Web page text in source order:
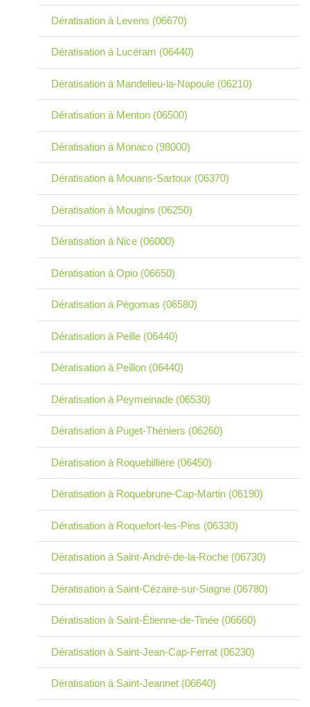
Dératisation à Levens (06670)
Dératisation à Lucéram (06440)
Dératisation à Mandelieu-la-Napoule (06210)
Dératisation à Menton (06500)
Dératisation à Monaco (98000)
Dératisation à Mouans-Sartoux (06370)
Dératisation à Mougins (06250)
Dératisation à Nice (06000)
Dératisation à Opio (06650)
Dératisation à Pégomas (06580)
Dératisation à Peille (06440)
Dératisation à Peillon (06440)
Dératisation à Peymeinade (06530)
Dératisation à Puget-Théniers (06260)
Dératisation à Roquebillière (06450)
Dératisation à Roquebrune-Cap-Martin (06190)
Dératisation à Roquefort-les-Pins (06330)
Dératisation à Saint-André-de-la-Roche (06730)
Dératisation à Saint-Cézaire-sur-Siagne (06780)
Dératisation à Saint-Étienne-de-Tinée (06660)
Dératisation à Saint-Jean-Cap-Ferrat (06230)
Dératisation à Saint-Jeannet (06640)